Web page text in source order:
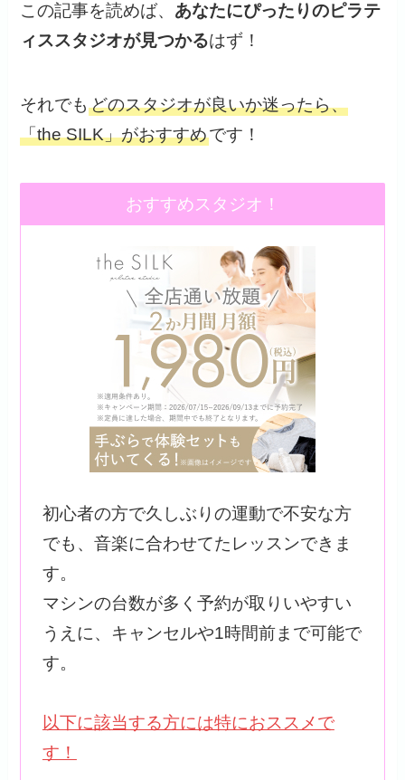
この記事を読めば、 あなたにぴったりのピラテ
ィススタジオが見つかるはず！
それでもどのスタジオが良いか迷ったら、
「the SILK」がおすすめです！
おすすめスタジオ！
初心者の方で久しぶりの運動で不安な方
でも、音楽に合わせてたレッスンできま
す。
マシンの台数が多く予約が取りいやすい
うえに、キャンセルや1時間前まで可能で
す。
以下に該当する方には特におススメで
す！